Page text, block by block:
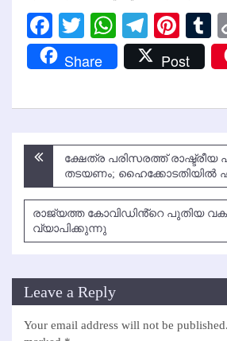
Facebook
Twitter
WhatsApp
Share Post
Post
navigation
ക്ഷേത്ര പരിസരത്ത് രാഷ്ട്രീയ
തടയണം; ഹൈക്കോടതിയില്‍
രാജ്യത്ത കോവിഡിൻ്റെ പുതിയ
വ്യാപിക്കുന്നു
Leave a Reply
Your email address will not be published.